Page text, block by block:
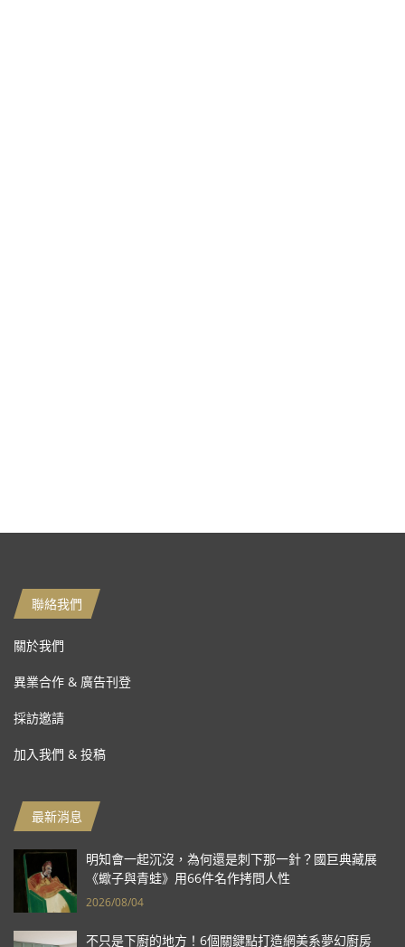
聯絡我們
關於我們
異業合作 & 廣告刊登
採訪邀請
加入我們 & 投稿
最新消息
明知會一起沉沒，為何還是刺下那一針？國巨典藏展
《蠍子與青蛙》用66件名作拷問人性
2026/08/04
不只是下廚的地方！6個關鍵點打造網美系夢幻廚房